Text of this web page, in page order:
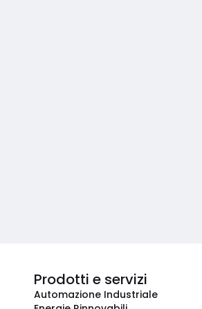
Prodotti e servizi
Automazione Industriale